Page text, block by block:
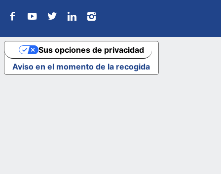
f y t n i
Aviso en el momento de la recogida
Sus opciones de privacidad